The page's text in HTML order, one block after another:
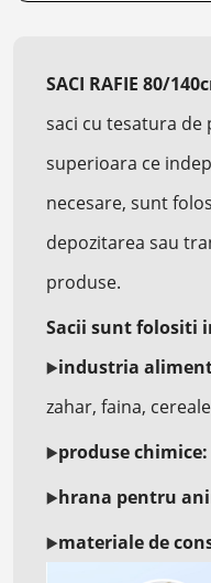
SACI RAFIE 80/
saci cu tesatura de
superioara ce
necesare, sunt
depozitarea sau
produse.
Sacii sunt folositi
▶️industria
zahar, faina,
▶️produse chimice:
▶️hrana pentru
▶️materiale de